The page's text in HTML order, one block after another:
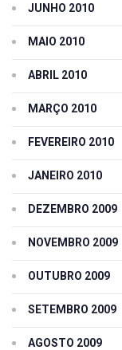
JUNHO 2010
MAIO 2010
ABRIL 2010
MARÇO 2010
FEVEREIRO 2010
JANEIRO 2010
DEZEMBRO 2009
NOVEMBRO 2009
OUTUBRO 2009
SETEMBRO 2009
AGOSTO 2009